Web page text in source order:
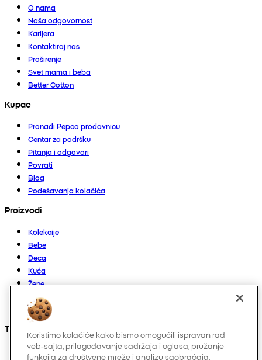
O nama
Naša odgovornost
Karijera
Kontaktiraj nas
Proširenje
Svet mama i beba
Better Cotton
Kupac
Pronađi Pepco prodavnicu
Centar za podršku
Pitanja i odgovori
Povrati
Blog
Podešavanja kolačića
Proizvodi
Kolekcije
Bebe
Deca
Kuća
Žene
Muškarci
Ostalo
Takođe nas možete pronaći na
Koristimo kolačiće kako bismo omogućili ispravan rad
veb-sajta, prilagođavanje sadržaja i oglasa, pružanje
funkcija za društvene mreže i analizu saobraćaja.